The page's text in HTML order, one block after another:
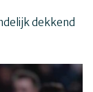
dekkend